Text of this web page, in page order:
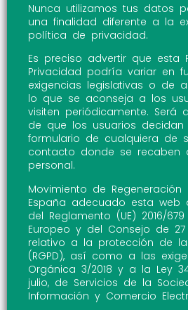
Nunca utilizamos tus datos
una finalidad diferente a la
política de privacidad.
Es preciso advertir que esta
Privacidad podría variar en
exigencias legislativas o de
lo que se aconseja a los
visiten periódicamente. Será
de que los usuarios decidan
formulario de cualquiera de
contacto donde se recaben
personal.
Movimiento de Regeneración
España adecuado esta web
del Reglamento (UE) 2016/
Europeo y del Consejo de
relativo a la protección de
(RGPD), así como a las
Orgánica 3/2018 y a la Ley
julio, de Servicios de la
Información y Comercio